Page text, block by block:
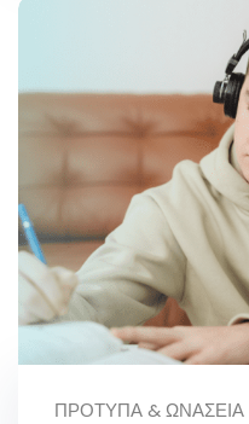
ΠΡΌΤΥΠΑ & ΩΝΆΣΕΙΑ